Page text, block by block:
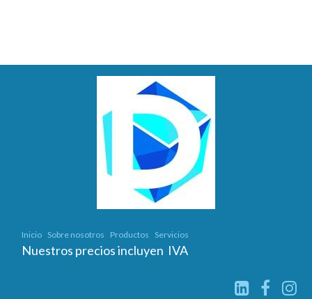
Inicio Sobre nosotros Productos Servicios
Nuestros precios incluyen IVA